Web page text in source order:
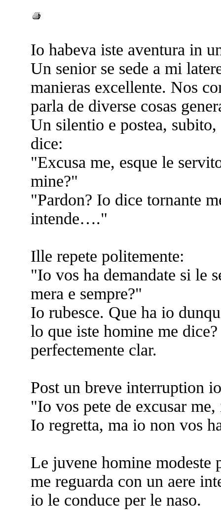
Io habeva iste aventura in
Un senior se sede a mi
manieras excellente. Nos
parla de diverse cosas
Un silentio e postea,
dice:
"Excusa me, esque le
mine?"
"Pardon? Io dice tornante
intende…."
Ille repete politemente:
"Io vos ha demandate si le
mera e sempre?"
Io rubesce. Que ha io
lo que iste homine me
perfectemente clar.
Post un breve interruption
"Io vos pete de excusar
Io regretta, ma io non vos
Le juvene homine modeste
me reguarda con un aere
io le conduce per le naso.